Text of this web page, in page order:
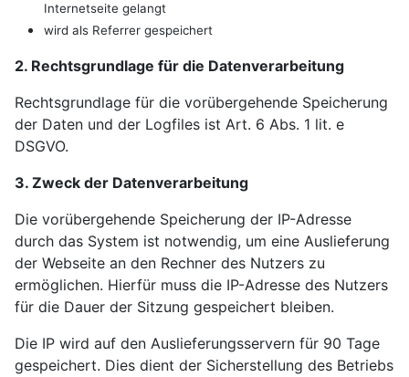
Internetseite gelangt
wird als Referrer gespeichert
2. Rechtsgrundlage für die Datenverarbeitung
Rechtsgrundlage für die vorübergehende Speicherung
der Daten und der Logfiles ist Art. 6 Abs. 1 lit. e
DSGVO.
3. Zweck der Datenverarbeitung
Die vorübergehende Speicherung der IP-Adresse
durch das System ist notwendig, um eine Auslieferung
der Webseite an den Rechner des Nutzers zu
ermöglichen. Hierfür muss die IP-Adresse des Nutzers
für die Dauer der Sitzung gespeichert bleiben.
Die IP wird auf den Auslieferungsservern für 90 Tage
gespeichert. Dies dient der Sicherstellung des Betriebs